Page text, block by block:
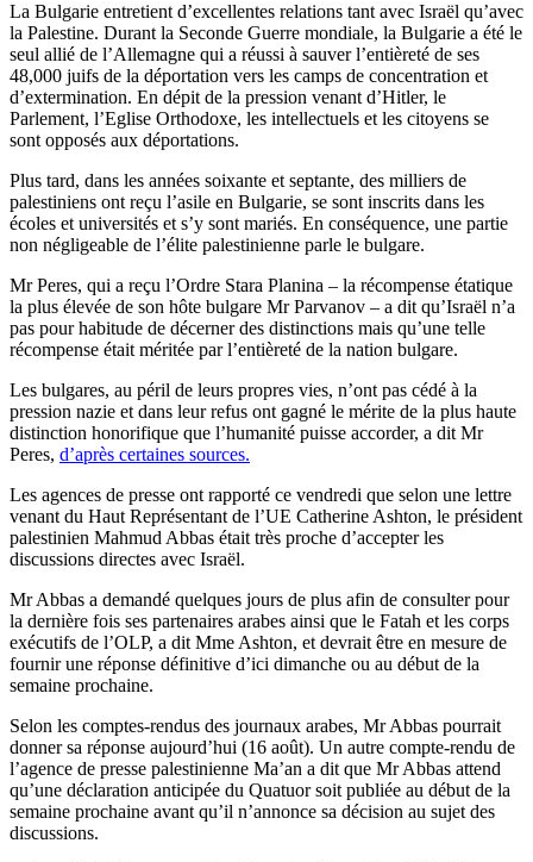
La Bulgarie entretient d’excellentes relations tant avec Israël qu’avec
la Palestine. Durant la Seconde Guerre mondiale, la Bulgarie a été le
seul allié de l’Allemagne qui a réussi à sauver l’entièreté de ses
48,000 juifs de la déportation vers les camps de concentration et
d’extermination. En dépit de la pression venant d’Hitler, le
Parlement, l’Eglise Orthodoxe, les intellectuels et les citoyens se
sont opposés aux déportations.
Plus tard, dans les années soixante et septante, des milliers de
palestiniens ont reçu l’asile en Bulgarie, se sont inscrits dans les
écoles et universités et s’y sont mariés. En conséquence, une partie
non négligeable de l’élite palestinienne parle le bulgare.
Mr Peres, qui a reçu l’Ordre Stara Planina – la récompense étatique
la plus élevée de son hôte bulgare Mr Parvanov – a dit qu’Israël n’a
pas pour habitude de décerner des distinctions mais qu’une telle
récompense était méritée par l’entièreté de la nation bulgare.
Les bulgares, au péril de leurs propres vies, n’ont pas cédé à la
pression nazie et dans leur refus ont gagné le mérite de la plus haute
distinction honorifique que l’humanité puisse accorder, a dit Mr
Peres, d’après certaines sources.
Les agences de presse ont rapporté ce vendredi que selon une lettre
venant du Haut Représentant de l’UE Catherine Ashton, le président
palestinien Mahmud Abbas était très proche d’accepter les
discussions directes avec Israël.
Mr Abbas a demandé quelques jours de plus afin de consulter pour
la dernière fois ses partenaires arabes ainsi que le Fatah et les corps
exécutifs de l’OLP, a dit Mme Ashton, et devrait être en mesure de
fournir une réponse définitive d’ici dimanche ou au début de la
semaine prochaine.
Selon les comptes-rendus des journaux arabes, Mr Abbas pourrait
donner sa réponse aujourd’hui (16 août). Un autre compte-rendu de
l’agence de presse palestinienne Ma’an a dit que Mr Abbas attend
qu’une déclaration anticipée du Quatuor soit publiée au début de la
semaine prochaine avant qu’il n’annonce sa décision au sujet des
discussions.